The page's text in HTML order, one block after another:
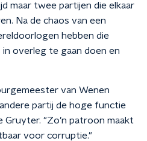
maar twee partijen die elkaar
Na de chaos van een
hebben die
overleg te gaan doen en
van Wenen
partij de hoge functie
Gruyter. "Zo’n patroon maakt
voor corruptie."